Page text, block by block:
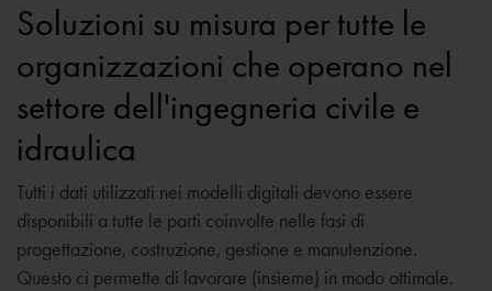
Soluzioni su misura per tutte le
organizzazioni che operano nel
settore dell'ingegneria civile e
idraulica
Tutti i dati utilizzati nei modelli digitali devono essere
disponibili a tutte le parti coinvolte nelle fasi di
progettazione, costruzione, gestione e manutenzione.
Questo ci permette di lavorare (insieme) in modo ottimale.